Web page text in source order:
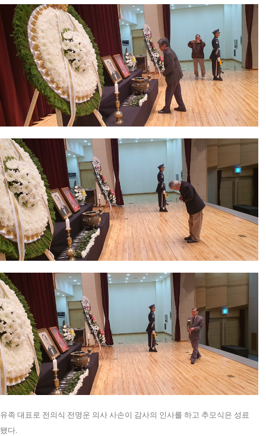
유족 대표로 전의식 전명운 의사 사손이 감사의 인사를 하고 추모식은 성료
됐다.